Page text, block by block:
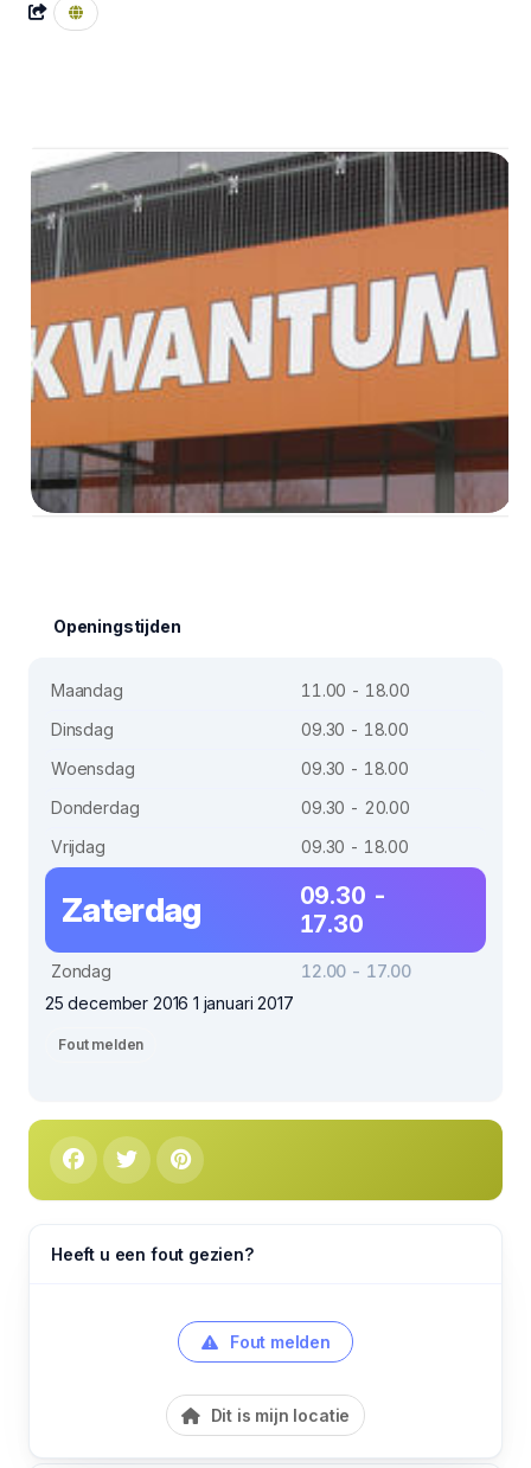
Openingstijden
Maandag
11.00 - 18.00
Dinsdag
09.30 - 18.00
Woensdag
09.30 - 18.00
Donderdag
09.30 - 20.00
Vrijdag
09.30 - 18.00
Zaterdag
09.30 -
17.30
Zondag
12.00 - 17.00
25 december 2016 1 januari 2017
Fout melden
Heeft u een fout gezien?
Fout melden
Dit is mijn locatie